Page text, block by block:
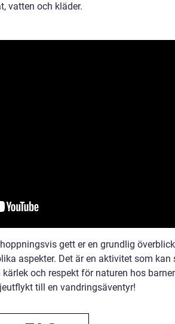
vatten och kläder.
gett er en grundlig
aspekter. Det är en aktivitet som kan
och respekt för naturen hos
till en vandringsäventyr!